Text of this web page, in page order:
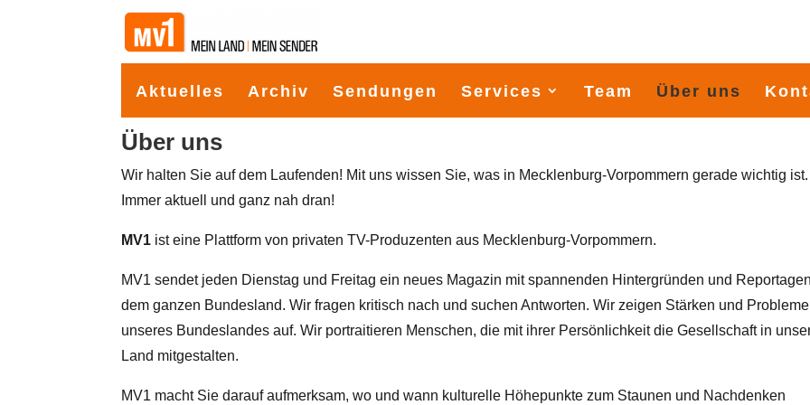
Aktuelles Archiv Sendungen Services Team Über uns
Über uns
Wir halten Sie auf dem Laufenden! Mit uns wissen Sie, was in Mecklenburg-Vorpommern gerade wichtig ist.
Immer aktuell und ganz nah dran!
MV1 ist eine Plattform von privaten TV-Produzenten aus Mecklenburg-Vorpommern.
MV1 sendet jeden Dienstag und Freitag ein neues Magazin mit spannenden Hintergründen und
dem ganzen Bundesland. Wir fragen kritisch nach und suchen Antworten. Wir zeigen Stärken und Probleme
unseres Bundeslandes auf. Wir portraitieren Menschen, die mit ihrer Persönlichkeit die Gesellschaft in
Land mitgestalten.
MV1 macht Sie darauf aufmerksam, wo und wann kulturelle Höhepunkte zum Staunen und Nachdenken